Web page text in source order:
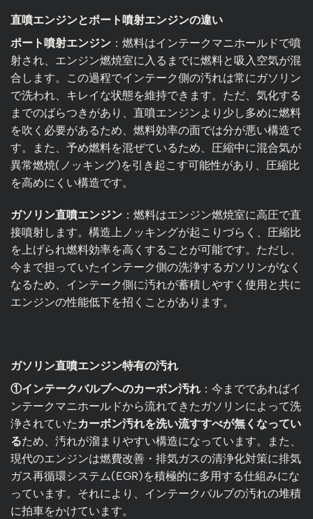
直噴エンジンとポート噴射エンジンの違い
ポート噴射エンジン ：燃料はインテークマニホールドで噴
射され、エンジン燃焼室に入るまでに燃料と吸入空気が混
合します。この過程でインテーク側の汚れは常にガソリン
で洗われ、キレイな状態を維持できます。ただ、気化する
までのばらつきがあり、直噴エンジンより少し多めに燃料
を吹く必要があるため、燃料効率の面では分が悪い構造で
す。また、予め燃料を混ぜているため、圧縮中に混合気が
異常燃焼(ノッキング)を引き起こす可能性があり、圧縮比
を高めにくい構造です。
ガソリン直噴エンジン ：燃料はエンジン燃焼室に高圧で直
接噴射します。構造上ノッキングが起こりづらく、圧縮比
を上げられ燃料効率を高くすることが可能です。ただし、
今まで担っていたインテーク側の洗浄するガソリンがなく
なるため、インテーク側に汚れが蓄積しやすく使用と共に
エンジンの性能低下を招くことがあります。
ガソリン直噴エンジン特有の汚れ
①インテークバルブへのカーボン汚れ ：今までであればイ
ンテークマニホールドから流れてきたガソリンによって洗
浄されていたカーボン汚れを洗い流すすべが無くなってい
るため、汚れが溜まりやすい構造になっています。また、
現代のエンジンは燃費改善・排気ガスの清浄化対策に排気
ガス再循環システム(EGR)を積極的に多用する仕組みにな
っています。それにより、インテークバルブの汚れの堆積
に拍車をかけています。